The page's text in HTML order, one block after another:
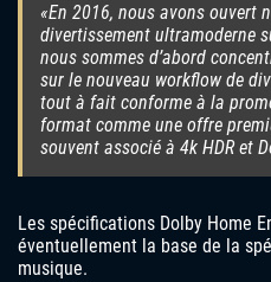
«En 2016, nous avons ouvert
divertissement ultramoderne
nous sommes d’abord
sur le nouveau workflow de
tout à fait conforme à la
format comme une offre
souvent associé à 4k HDR et
Les spécifications Dolby Home
éventuellement la base de la
musique.